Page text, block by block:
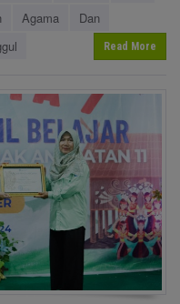
Agama
Dan
Read More